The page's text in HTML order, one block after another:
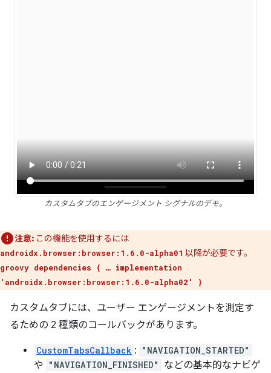
カスタムタブのエンゲージメント シグナルのデモ。
注意: この機能を使用するには
androidx.browser:browser:1.6.0-alpha01 以降が必要です。
groovy dependencies { … implementation
'androidx.browser:browser:1.6.0-alpha02' }
カスタムタブには、ユーザー エンゲージメントを測定す
るための 2 種類のコールバックがあります。
CustomTabsCallback : "NAVIGATION_STARTED"
や "NAVIGATION_FINISHED"
などの基本的なナビゲ